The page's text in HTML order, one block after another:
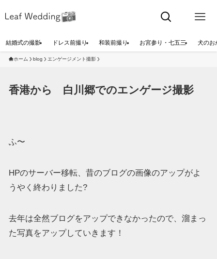
結婚式の撮影 ドレス前撮り 和装前撮り お宮参り・七五三 犬のお
ホーム blog エンゲージメント撮影
香港から 白川郷でのエンゲージ撮影
ふ〜
HPのサーバー移転、昔のブログの画像のアップがよ
うやく終わりました?
去年は全然ブログをアップできなかったので、溜まっ
た写真をアップしていきます！